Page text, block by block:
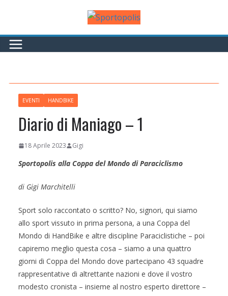
contenuto
EVENTI HANDBIKE
Diario di Maniago – 1
18 Aprile 2023 Gigi
Sportopolis alla Coppa del Mondo di Paraciclismo
di Gigi Marchitelli
Sport solo raccontato o scritto? No, signori, qui siamo
allo sport vissuto in prima persona, a una Coppa del
Mondo di HandBike e altre discipline Paraciclistiche – poi
capiremo meglio questa cosa – siamo a una quattro
giorni di Coppa del Mondo dove partecipano 43 squadre
rappresentative di altrettante nazioni e dove il vostro
modesto cronista – insieme al nostro esperto direttore –